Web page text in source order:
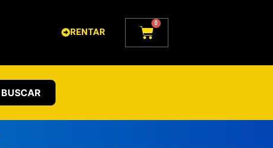
RENTAR
0
Carrito
BUSCAR